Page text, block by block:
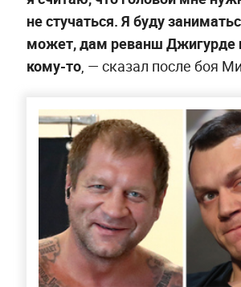
не стучаться. Я буду
может, дам реванш Джигурде
кому-то, — сказал после боя